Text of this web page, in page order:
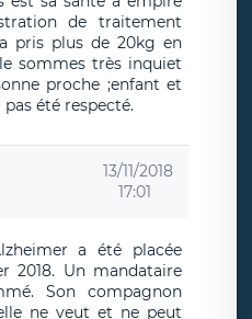
de traitement
pris plus de 20kg en
sommes très inquiet
proche ;enfant et
été respecté.
13/11/2018
17:01
a été placée
2018. Un mandataire
Son compagnon
ne veut et ne peut